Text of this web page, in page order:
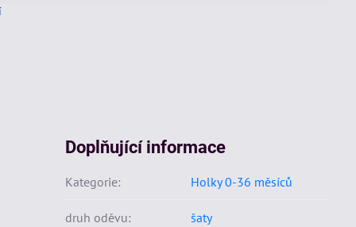
Doplňující informace
Kategorie: Holky 0-36 měsíců
druh oděvu: šaty